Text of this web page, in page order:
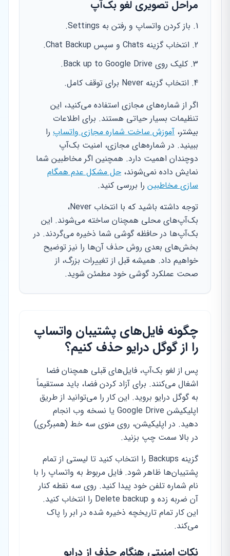
مراحل تصویری لغو بک‌آپ
باز کردن واتساپ و رفتن به Settings.
انتخاب گزینه Chats و سپس Chat Backup.
کلیک روی Back up to Google Drive.
انتخاب گزینه Never برای توقف کامل.
اگر از شماره‌های مجازی استفاده می‌کنید، این
تنظیمات بسیار حیاتی هستند. برای اطلاعات
بیشتر، آموزش ساخت شماره مجازی واتساپ را
ببینید. در شماره‌های مجازی، امنیت بک‌آپ
دوچندان اهمیت دارد. همچنین اگر مخاطبین شما
نمایش داده نمی‌شوند، حل مشکل عدم همگام
سازی مخاطبین را بررسی کنید.
توجه داشته باشید که با انتخاب Never،
بک‌آپ‌های محلی همچنان ساخته می‌شوند. این
بک‌آپ‌ها در حافظه گوشی شما ذخیره می‌گردند. در
بخش‌های بعدی روش حذف آن‌ها را نیز توضیح
خواهیم داد. همیشه قبل از تغییرات بزرگ، از
صحت عملکرد گوشی خود مطمئن شوید.
چگونه فایل‌های پشتیبان واتساپ
را از گوگل درایو حذف کنیم؟
پس از لغو بک‌آپ، فایل‌های قبلی همچنان فضا
اشغال می‌کنند. برای آزاد کردن فضا، باید مستقیماً
به گوگل درایو بروید. این کار را می‌توانید از طریق
اپلیکیشن Google Drive یا نسخه وب انجام
دهید. در اپلیکیشن، روی منوی سه خط (همبرگری)
در بالا سمت چپ بزنید.
گزینه Backups را انتخاب کنید تا لیستی از تمام
پشتیبان‌ها ظاهر شود. فایل مربوط به واتساپ را با
نام شماره تلفن خود پیدا کنید. روی سه نقطه کنار
آن ضربه زده و Delete backup را انتخاب کنید.
این کار تمام تاریخچه ذخیره شده در ابر را پاک
می‌کند.
نکات امنیتی هنگام حذف از درایو